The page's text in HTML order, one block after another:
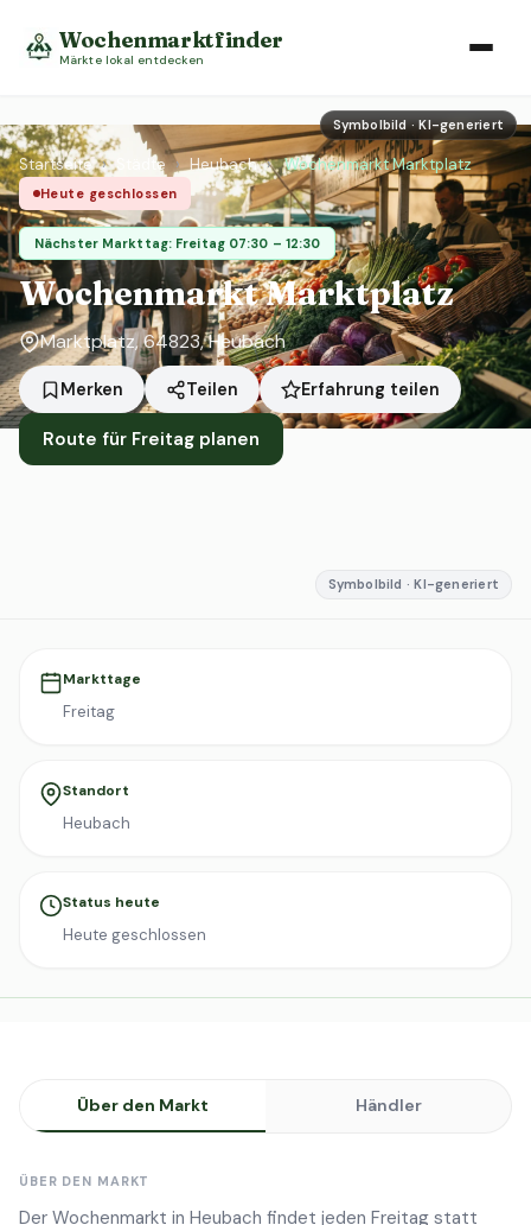
Wochenmarktfinder
Märkte lokal entdecken
Symbolbild · KI-generiert
Startseite › Städte › Heubach › Wochenmarkt Marktplatz
Heute geschlossen
Nächster Markttag: Freitag 07:30 – 12:30
Wochenmarkt Marktplatz
Marktplatz, 64823, Heubach
Merken Teilen Erfahrung teilen
Route für Freitag planen
Symbolbild · KI-generiert
Markttage
Freitag
Standort
Heubach
Status heute
Heute geschlossen
Über den Markt Händler
ÜBER DEN MARKT
Der Wochenmarkt in Heubach findet jeden Freitag statt